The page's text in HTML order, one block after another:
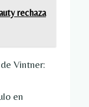
rechaza
Vintner:
en